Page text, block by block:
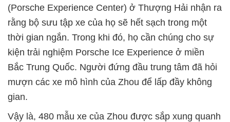
(Porsche Experience Center) ở Thượng Hải nhận ra
rằng bộ sưu tập xe của họ sẽ hết sạch trong một
thời gian ngắn. Trong khi đó, họ cần chúng cho sự
kiện trải nghiệm Porsche Ice Experience ở miền
Bắc Trung Quốc. Người đứng đầu trung tâm đã hỏi
mượn các xe mô hình của Zhou để lấp đầy không
gian.
Vậy là, 480 mẫu xe của Zhou được sắp xung quanh